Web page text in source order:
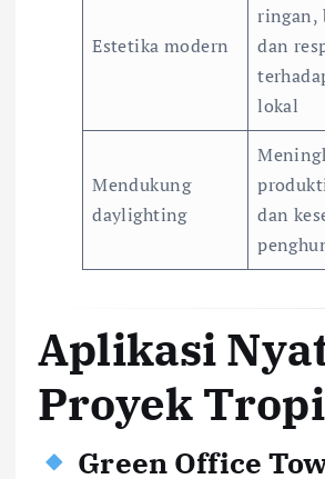
Estetika modern
ringan,
dan
lokal
Mendukung
daylighting
dan
Aplikasi
Proyek
Green Office